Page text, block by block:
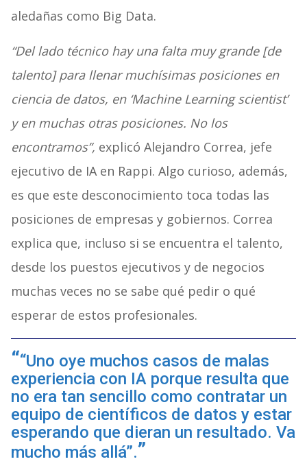
aledañas como Big Data.
“Del lado técnico hay una falta muy grande [de
talento] para llenar muchísimas posiciones en
ciencia de datos, en ‘Machine Learning scientist’
y en muchas otras posiciones. No los
encontramos”, explicó Alejandro Correa, jefe
ejecutivo de IA en Rappi. Algo curioso, además,
es que este desconocimiento toca todas las
posiciones de empresas y gobiernos. Correa
explica que, incluso si se encuentra el talento,
desde los puestos ejecutivos y de negocios
muchas veces no se sabe qué pedir o qué
esperar de estos profesionales.
“Uno oye muchos casos de malas
experiencia con IA porque resulta que
no era tan sencillo como contratar un
equipo de científicos de datos y estar
esperando que dieran un resultado. Va
mucho más allá”.